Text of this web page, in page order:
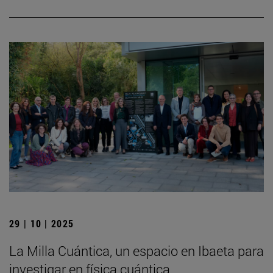
29 | 10 | 2025
La Milla Cuántica, un espacio en Ibaeta para
investigar en física cuántica